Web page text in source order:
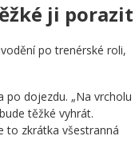
ji porazit
po trenérské roli,
po dojezdu. „Na vrcholu
těžké vyhrát.
to zkrátka všestranná